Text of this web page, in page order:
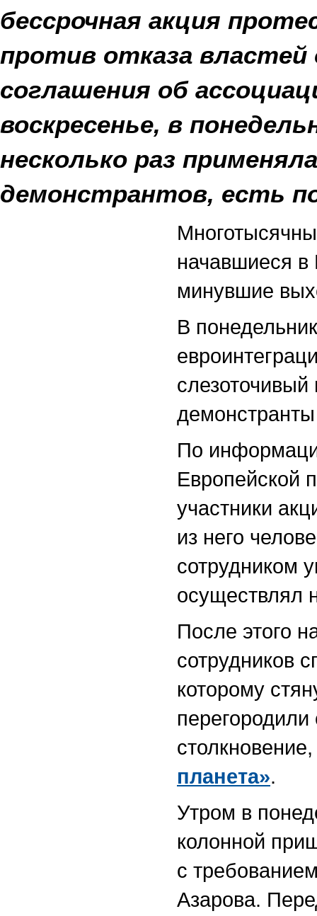
бессрочная акция
против отказа
соглашения об
воскресенье, в
несколько раз
демонстрантов, есть
начавшиеся в
минувшие
В
По
Европейской
участники
из него
сотрудником
осуществлял
После этого
сотрудников
которому
планета».
Утром в
колонной
с
Азарова.